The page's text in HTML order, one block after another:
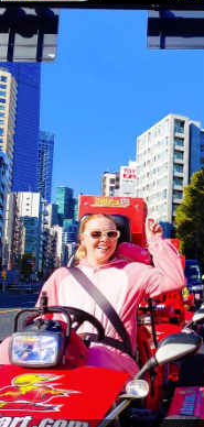
Unternehmen
Tokio Shinagawa
Tokio Akihabara#2
Tokio Shibuya Annex
Tokio Asakusa
Okinawa